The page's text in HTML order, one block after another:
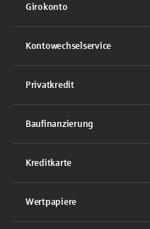
Girokonto
Kontowechselservice
Privatkredit
Baufinanzierung
Kreditkarte
Wertpapiere